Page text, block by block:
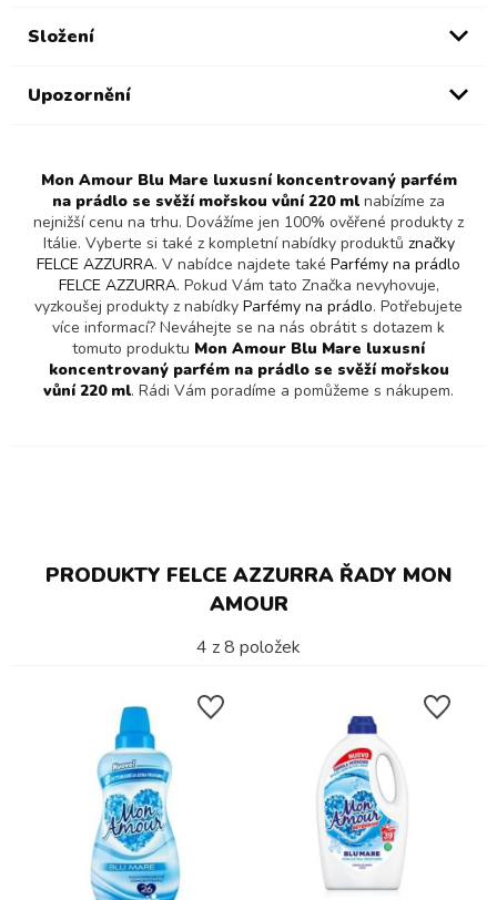
Složení
Upozornění
Mon Amour Blu Mare luxusní koncentrovaný parfém
na prádlo se svěží mořskou vůní 220 ml nabízíme za
nejnižší cenu na trhu. Dovážíme jen 100% ověřené produkty z
Itálie. Vyberte si také z kompletní nabídky produktů značky
FELCE AZZURRA. V nabídce najdete také Parfémy na prádlo
FELCE AZZURRA. Pokud Vám tato Značka nevyhovuje,
vyzkoušej produkty z nabídky Parfémy na prádlo. Potřebujete
více informací? Neváhejte se na nás obrátit s dotazem k
tomuto produktu Mon Amour Blu Mare luxusní
koncentrovaný parfém na prádlo se svěží mořskou
vůní 220 ml. Rádi Vám poradíme a pomůžeme s nákupem.
PRODUKTY FELCE AZZURRA ŘADY MON
AMOUR
4 z8 položek